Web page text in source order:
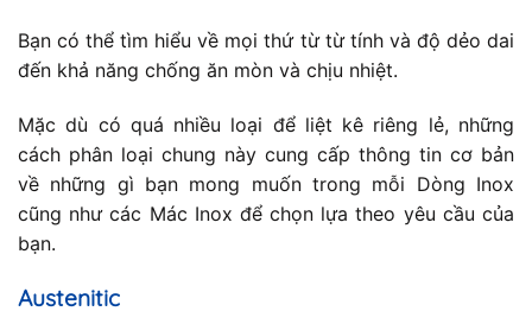
Bạn có thể tìm hiểu về mọi thứ từ từ tính và độ dẻo dai
đến khả năng chống ăn mòn và chịu nhiệt.
Mặc dù có quá nhiều loại để liệt kê riêng lẻ, những
cách phân loại chung này cung cấp thông tin cơ bản
về những gì bạn mong muốn trong mỗi Dòng Inox
cũng như các Mác Inox để chọn lựa theo yêu cầu của
bạn.
Austenitic